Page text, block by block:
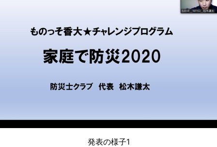
発表の様子1